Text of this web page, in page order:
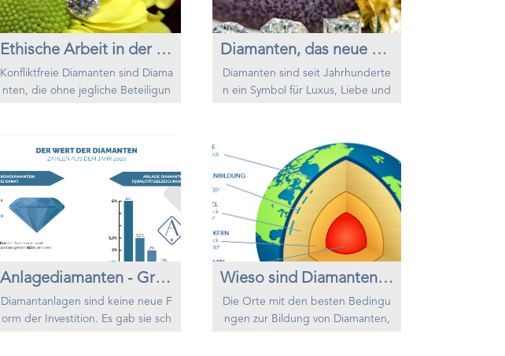
Ethische Arbeit in der Diamant Industrie
Konfliktfreie Diamanten sind Diama
nten, die ohne jegliche Beteiligun
Diese Diamanten werden auch als
"Blutdiamanten" oder "Kriegsdia
manten" bezeichnet, da sie mit be
waffneten Konflikten in Verbindun
g gebracht werden. Der Begriff "k
onfliktfrei" wird verwend...
Diamanten, das neue Gold
Diamanten sind seit Jahrhunderte
n ein Symbol für Luxus, Liebe und
soire; sie sind auf dem besten We
g, das neue Gold zu werden. In ei
ner Welt, in der sich die Anlagepo
rtfolios hin zu nachhaltigeren und v
erantwortungsvolleren Investitione
n verlagern, werden Diamanten jet
zt als wertvolle...
Anlagediamanten - Gründe für eine Investition in Diamanten
Diamantanlagen sind keine neue F
orm der Investition. Es gab sie sch
Wieso sind Diamanten so wertvoll
Die Orte mit den besten Bedingu
ngen zur Bildung von Diamanten,